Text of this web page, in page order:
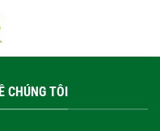
CHÚNG TÔI